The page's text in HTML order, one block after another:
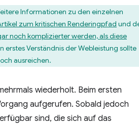
Informationen zu den einzelnen
zum kritischen Renderingpfad und
noch komplizierter werden, als diese
erstes Verständnis der Webleistung sollte
ausreichen.
wiederholt. Beim ersten
aufgerufen. Sobald jedoch
sind, die sich auf das